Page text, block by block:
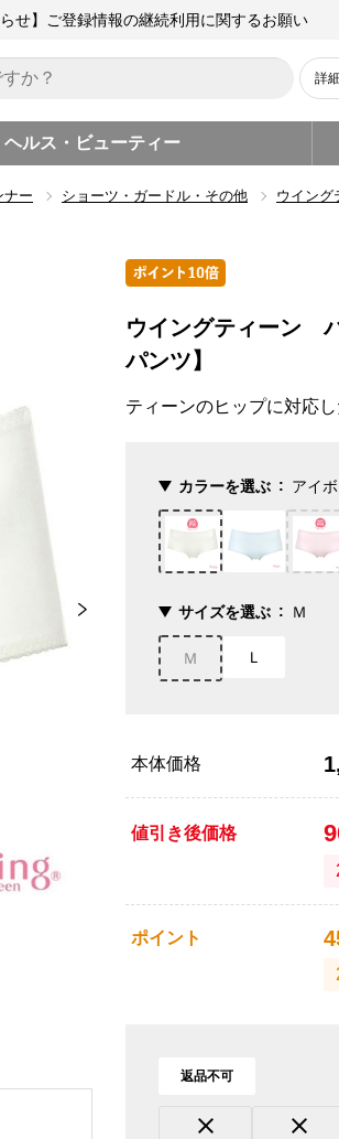
らせ】ご登録情報の継続利用に関するお願い
詳
ヘルス・ビューティー
ナー ショーツ・ガードル・その他 ウイン
ウイングティーン
パンツ】
ティーンのヒップに対応
カラーを選ぶ アイ
サイズを選ぶ Ｍ
Ｍ Ｌ
本体価格
値引き後価格
ポイント
返品不可